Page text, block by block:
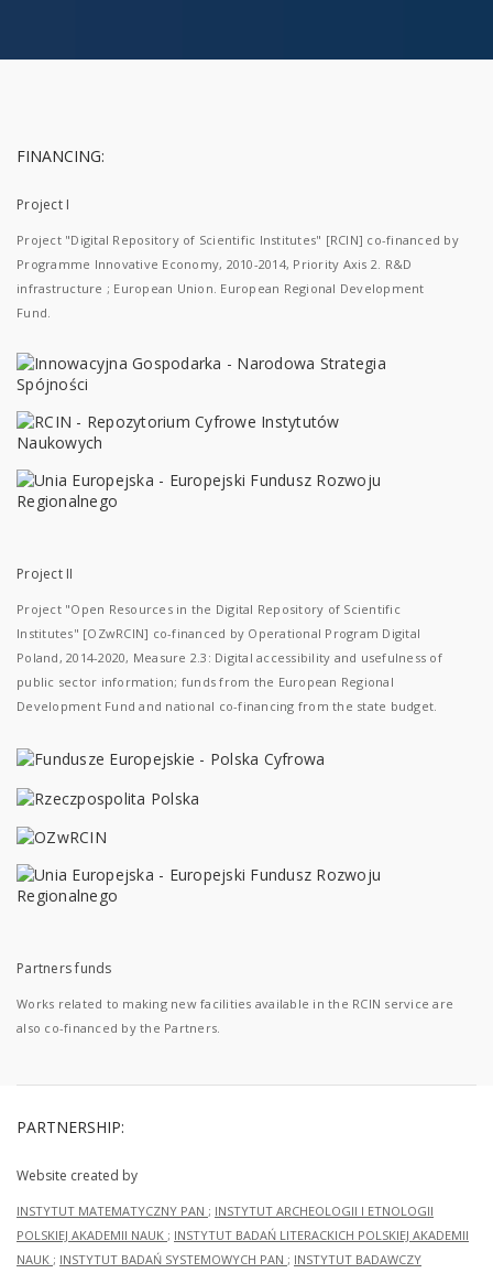
FINANCING:
Project I
Project "Digital Repository of Scientific Institutes" [RCIN] co-financed by
Programme Innovative Economy, 2010-2014, Priority Axis 2. R&D
infrastructure ; European Union. European Regional Development
Fund.
Project II
Project "Open Resources in the Digital Repository of Scientific
Institutes" [OZwRCIN] co-financed by Operational Program Digital
Poland, 2014-2020, Measure 2.3: Digital accessibility and usefulness of
public sector information; funds from the European Regional
Development Fund and national co-financing from the state budget.
Partners funds
Works related to making new facilities available in the RCIN service are
also co-financed by the Partners.
PARTNERSHIP:
Website created by
INSTYTUT MATEMATYCZNY PAN ; INSTYTUT ARCHEOLOGII I ETNOLOGII
POLSKIEJ AKADEMII NAUK ; INSTYTUT BADAŃ LITERACKICH POLSKIEJ AKADEMII
NAUK ; INSTYTUT BADAŃ SYSTEMOWYCH PAN ; INSTYTUT BADAWCZY